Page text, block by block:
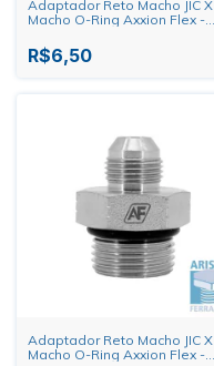
Adaptador Reto Macho JIC X
Macho O-Ring Axxion Flex -
R$6,50
Adaptador Reto Macho JIC X
Macho O-Ring Axxion Flex -